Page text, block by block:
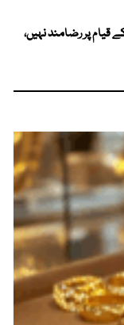
پر رضامند نہیں،